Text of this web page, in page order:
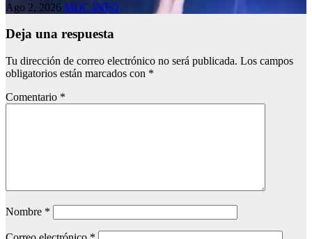
Ago 2, 2026 MDC INFO
Deja una respuesta
Tu dirección de correo electrónico no será publicada. Los campos
obligatorios están marcados con *
Comentario *
Nombre *